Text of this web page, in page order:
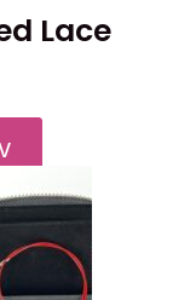
Lace
produkten
har
flera
varianter.